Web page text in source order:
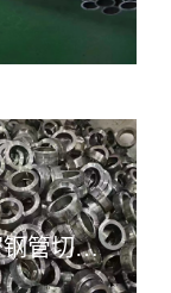
管切割
下料